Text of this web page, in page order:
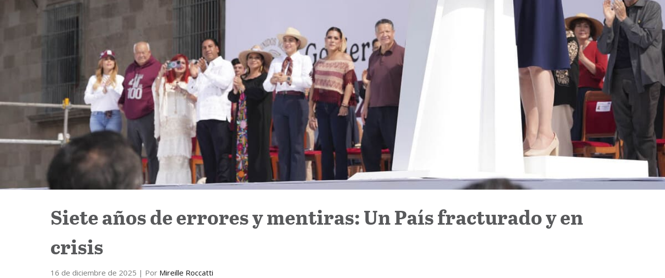
Siete años de errores y mentiras: Un País fracturado y en
crisis
16 de diciembre de 2025 | Por Mireille Roccatti